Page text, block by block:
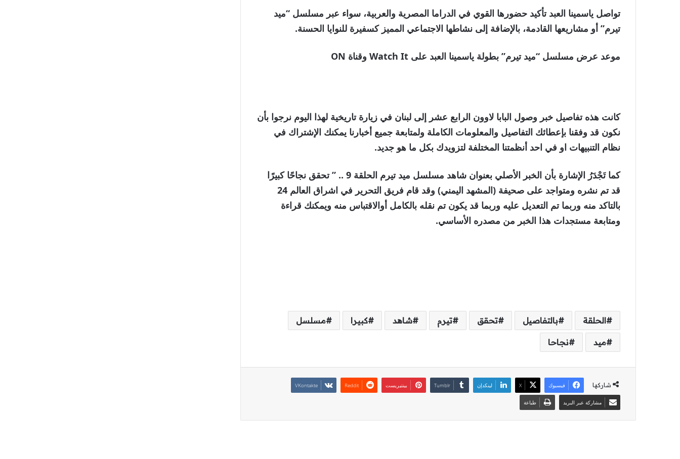
تواصل ياسمينا العبد تأكيد حضورها القوي في الدراما المصرية والعربية، سواء عبر مسلسل “ميد
تيرم” أو مشاريعها القادمة، بالإضافة إلى نشاطها الاجتماعي المميز كسفيرة للنوايا الحسنة.
موعد عرض مسلسل “ميد تيرم” بطولة ياسمينا العبد على Watch It وقناة ON
كانت هذه تفاصيل خبر وصول البابا لاوون الرابع عشر إلى لبنان في زيارة تاريخية لهذا اليوم نرجوا بأن
نكون قد وفقنا بإعطائك التفاصيل والمعلومات الكاملة ولمتابعة جميع أخبارنا يمكنك الإشتراك في
نظام التنبيهات او في احد أنظمتنا المختلفة لتزويدك بكل ما هو جديد.
كما تَجْدَرُ الإشارة بأن الخبر الأصلي بعنوان شاهد مسلسل ميد تيرم الحلقة 9 .. ” تحقق نجاحًا كبيرًا
قد تم نشره ومتواجد على صحيفة (المشهد اليمني) وقد قام فريق التحرير في اشراق العالم 24
بالتاكد منه وربما تم التعديل عليه وربما قد يكون تم نقله بالكامل أوالاقتباس منه ويمكنك قراءة
ومتابعة مستجدات هذا الخبر من مصدره الأساسي.
الحلقة بالتفاصيل تحقق تيرم شاهد كبيرا مسلسل
ميد نجاحا
شاركها فيسبوك ‫X لينكدإن بينتيريست
مشاركة عبر البريد طباعة